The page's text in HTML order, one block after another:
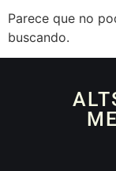
Parece que no
buscando.